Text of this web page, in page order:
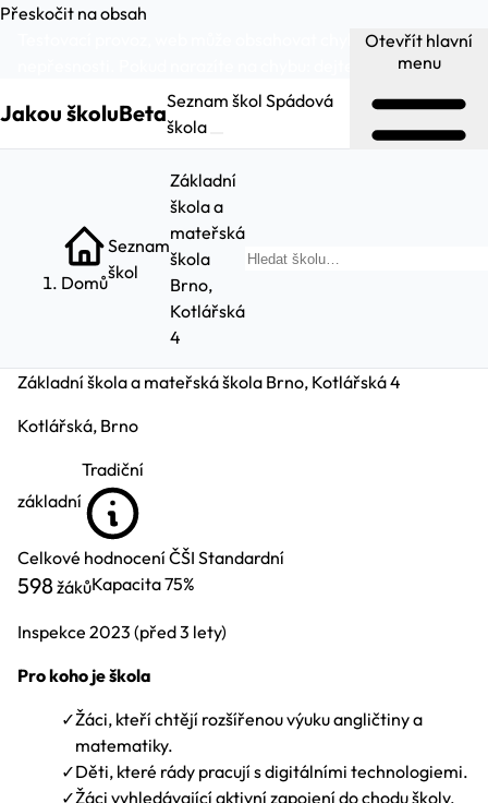
Přeskočit na obsah
Testovací provoz, web může obsahovat chyby a
dejte nám vědět.
Jakou školuBetaSeznam škol Spádová
škola
Otevřít hlavní
menu
Domů
Seznam
škol
Základní
škola a
mateřská
škola
Brno,
Kotlářská
4
Základní škola a mateřská škola Brno, Kotlářská 4
Kotlářská, Brno
základní
Tradiční
Celkové hodnocení ČŠI Standardní
598žákůKapacita75%
Inspekce 2023 (před 3 lety)
Pro koho je škola
✓Žáci, kteří chtějí rozšířenou výuku angličtiny a
matematiky.
✓Děti, které rády pracují s digitálními technologiemi.
✓Žáci vyhledávající aktivní zapojení do chodu školy.